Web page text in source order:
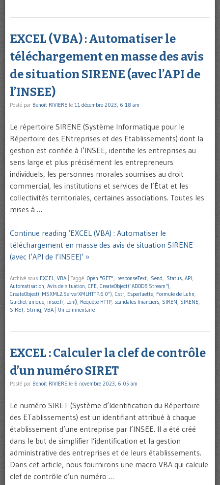
EXCEL (VBA) : Automatiser le
téléchargement en masse des avis
de situation SIRENE (avec l’API de
l’INSEE)
Posté par Benoît RIVIERE le 11 décembre 2023, 6:18 am
Le répertoire SIRENE (Système Informatique pour le
Répertoire des ENtreprises et des Etablissements) dont la
gestion est confiée à l’INSEE, identifie les entreprises au
sens large et plus précisément les entrepreneurs
individuels, les personnes morales soumises au droit
commercial, les institutions et services de l’État et les
collectivités territoriales, certaines associations. Toutes les
mises à …
Continue reading ‘EXCEL (VBA) : Automatiser le
téléchargement en masse des avis de situation SIRENE
(avec l’API de l’INSEE)’ »
Archivé sous EXCEL, VBA Taggé .Open "GET", .responseText, .Send, .Status, API,
Automatisation, Avis de situation, CFE, CreateObject("ADODB.Stream"),
CreateObject("MSXML2.ServerXMLHTTP.6.0"), Cstr, Esperluette, Formule de Luhn,
Guichet unique, insee.fr, Len(), Requête HTTP, scandales financiers, SIREN, SIRENE,
SIRET, String, VBA Un commentaire
EXCEL : Calculer la clef de contrôle
d’un numéro SIRET
Posté par Benoît RIVIERE le 6 novembre 2023, 6:05 am
Le numéro SIRET (Système d’Identification du Répertoire
des ETablissements) est un identifiant attribué à chaque
établissement d’une entreprise par l’INSEE. Il a été créé
dans le but de simplifier l’identification et la gestion
administrative des entreprises et de leurs établissements.
Dans cet article, nous fournirons une macro VBA qui calcule
clef de contrôle d’un numéro …